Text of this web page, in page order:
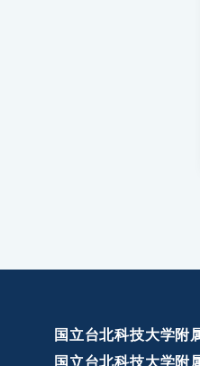
国立台北科技大学附
国立台北科技大学附